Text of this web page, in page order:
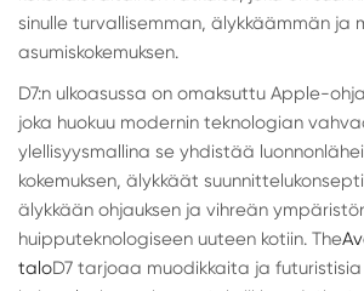
sinulle turvallisemman, älykkäämmän ja
asumiskokemuksen.
D7:n ulkoasussa on omaksuttu Apple-
joka huokuu modernin teknologian
ylellisyysmallina se yhdistää
kokemuksen, älykkäät
älykkään ohjauksen ja vihreän
huipputeknologiseen uuteen kotiin. The
taloD7 tarjoaa muodikkaita ja